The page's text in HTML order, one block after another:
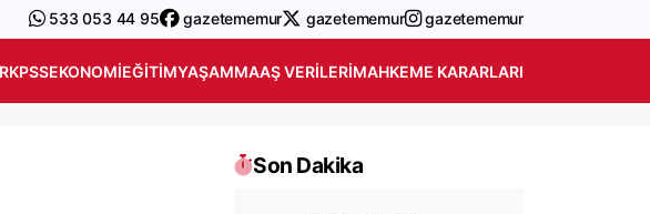
533 053 44 95 gazetememur gazetememur gazetememur
KPSSEKONOMIEĞITIMYAŞAMMAAŞ VERILERIMAHKEME KARARLARI
Son Dakika